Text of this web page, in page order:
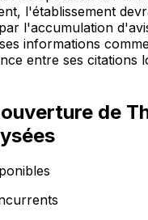
l'établissement
l'accumulation
informations
entre ses citations
de